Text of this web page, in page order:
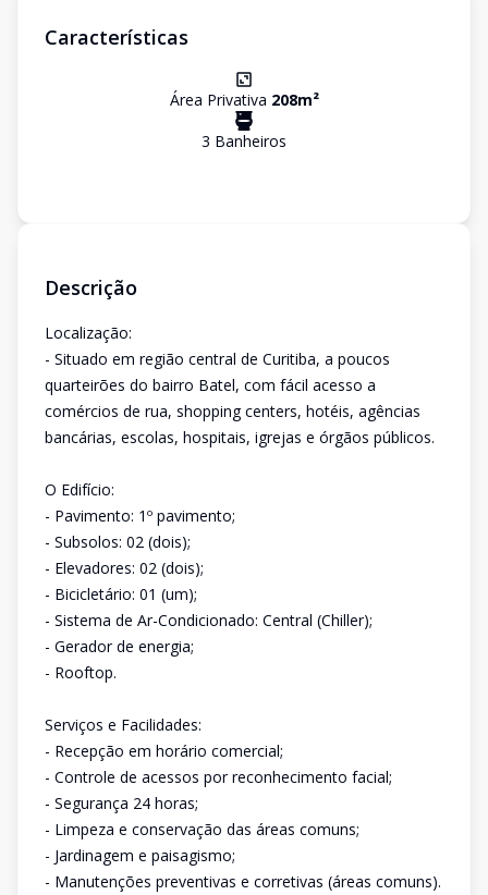
Características
Área Privativa 208m²
3 Banheiros
Descrição
Localização:
- Situado em região central de Curitiba, a poucos
quarteirões do bairro Batel, com fácil acesso a
comércios de rua, shopping centers, hotéis, agências
bancárias, escolas, hospitais, igrejas e órgãos públicos.
O Edifício:
- Pavimento: 1º pavimento;
- Subsolos: 02 (dois);
- Elevadores: 02 (dois);
- Bicicletário: 01 (um);
- Sistema de Ar-Condicionado: Central (Chiller);
- Gerador de energia;
- Rooftop.
Serviços e Facilidades:
- Recepção em horário comercial;
- Controle de acessos por reconhecimento facial;
- Segurança 24 horas;
- Limpeza e conservação das áreas comuns;
- Jardinagem e paisagismo;
- Manutenções preventivas e corretivas (áreas comuns).